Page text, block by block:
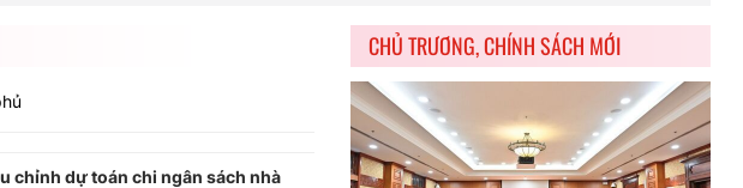
chỉnh dự toán chi ngân sách nhà
CHỦ TRƯƠNG, CHÍNH SÁCH MỚI